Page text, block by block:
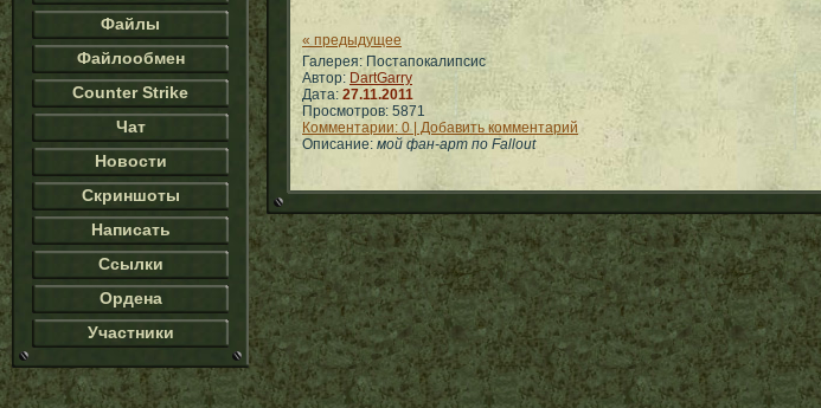
Файлы
Файлообмен
Counter Strike
Чат
Новости
Скриншоты
Написать
Ссылки
Ордена
Участники
« предыдущее
Галерея: Постапокалипсис
Автор: DartGarry
Дата: 27.11.2011
Просмотров: 5871
Комментарии: 0 | Добавить комментарий
Описание: мой фан-арт по Fallout